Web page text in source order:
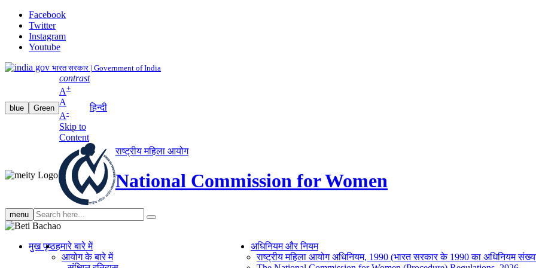
Facebook
Twitter
Instagram
Youtube
भारत सरकार | Government of India
blue Green
contrast
A+
A
A-
Skip to
Content
हिन्दी
राष्ट्रीय महिला आयोग
National Commission for Women
menu Search
search
मुख पृष्ठहमारे बारे में
आयोग के बारे में
अधिनियम और नियम
राष्ट्रीय महिला आयोग अधिनियम, 1990 (भारत सरकार के 1990 का अधिनियम